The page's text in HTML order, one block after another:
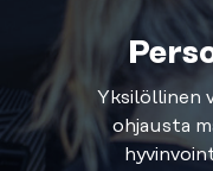
Yksilöllinen
ohjausta